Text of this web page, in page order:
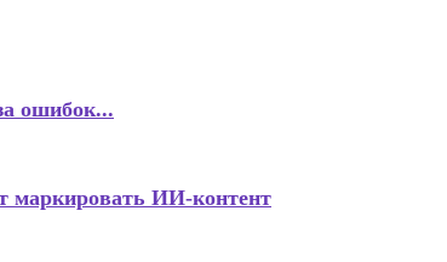
ошибок...
маркировать ИИ-контент